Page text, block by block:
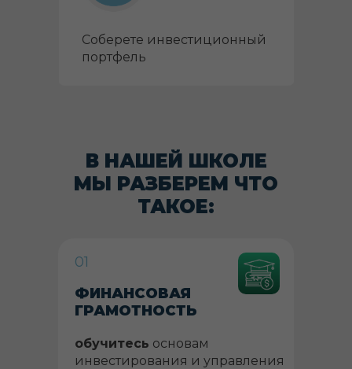
Соберете инвестиционный
портфель
В НАШЕЙ ШКОЛЕ
МЫ РАЗБЕРЕМ ЧТО
ТАКОЕ:
обучитесь основам
инвестирования и управления
01
ФИНАНСОВАЯ
ГРАМОТНОСТЬ